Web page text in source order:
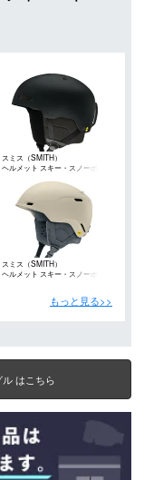
スミス（SMITH）
ヘルメット スキー・スノーボー
スミス（SMITH）
ヘルメット スキー・スノーボー
もっと見る>>
はこちら